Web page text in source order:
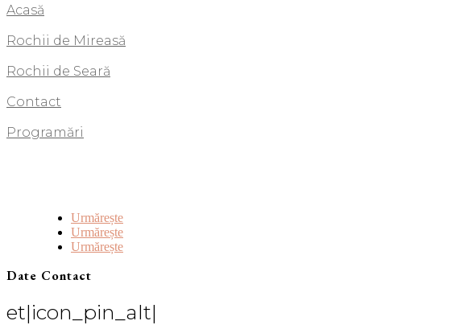
Acasă
Rochii de Mireasă
Rochii de Seară
Contact
Programări
Urmărește
Urmărește
Urmărește
Date Contact
et|icon_pin_alt|